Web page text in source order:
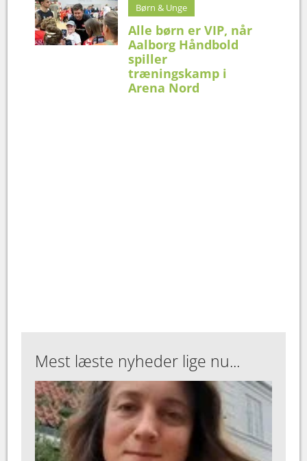
Børn & Unge
Alle børn er VIP, når
Aalborg Håndbold
spiller
træningskamp i
Arena Nord
Mest læste nyheder lige nu...